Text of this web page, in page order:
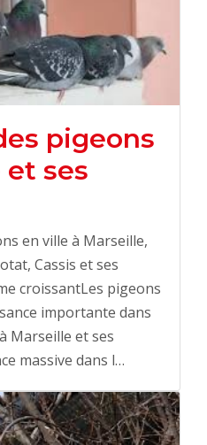
pigeons
et ses
en ville à Marseille,
Cassis et ses
croissantLes pigeons
importante dans
Marseille et ses
massive dans l…